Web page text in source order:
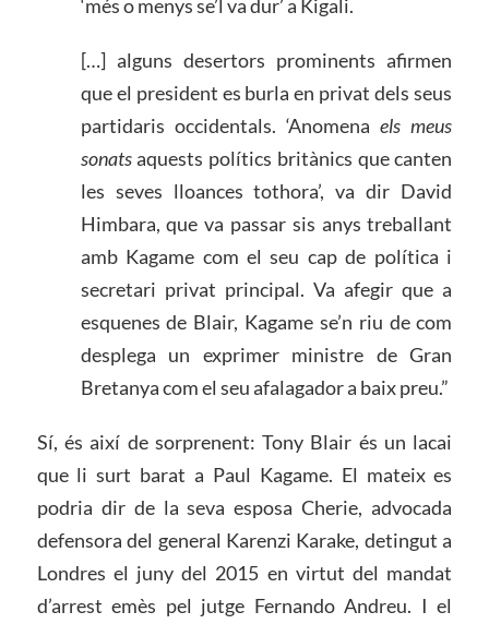
‘més o menys se’l va dur’ a Kigali.
[…] alguns desertors prominents afirmen
que el president es burla en privat dels seus
partidaris occidentals. ‘Anomenaels meus
sonatsaquests polítics britànics que canten
les seves lloances tothora’, va dir David
Himbara, que va passar sis anys treballant
amb Kagame com el seu cap de política i
secretari privat principal. Va afegir que a
esquenes de Blair, Kagame se’n riu de com
desplega un exprimer ministre de Gran
Bretanya com el seu afalagador a baix preu.”
Sí, és així de sorprenent: Tony Blair és un lacai
que li surt barat a Paul Kagame. El mateix es
podria dir de la seva esposa Cherie, advocada
defensora del general Karenzi Karake, detingut a
Londres el juny del 2015 en virtut del mandat
d’arrest emès pel jutge Fernando Andreu. I el